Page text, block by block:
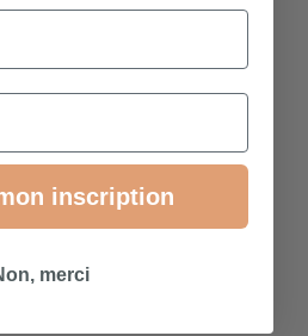
inscription
merci